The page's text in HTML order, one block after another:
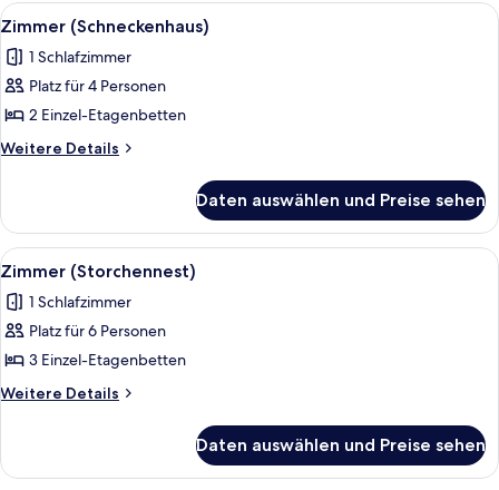
Alle
Fotos
für
Zimmer
(Schneckenhaus)
anzeigen
2
Zimmer (Schneckenhaus)
1 Schlafzimmer
Platz für 4 Personen
2 Einzel-Etagenbetten
Weitere Details
Weitere
(Schneckenhaus)
Daten auswählen und Preise sehen
Alle
Fotos
für
Zimmer
(Storchennest)
anzeigen
2
Zimmer (Storchennest)
1 Schlafzimmer
Platz für 6 Personen
3 Einzel-Etagenbetten
Weitere Details
Weitere
(Storchennest)
Daten auswählen und Preise sehen